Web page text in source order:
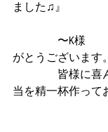
ました♫』
〜K様　　嬉
がとうございます。
皆様に喜ん
当を精一杯作って